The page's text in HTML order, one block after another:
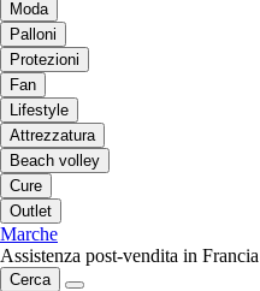
Moda
Palloni
Protezioni
Fan
Lifestyle
Attrezzatura
Beach volley
Cure
Outlet
Marche
Assistenza post-vendita in Francia
Cerca